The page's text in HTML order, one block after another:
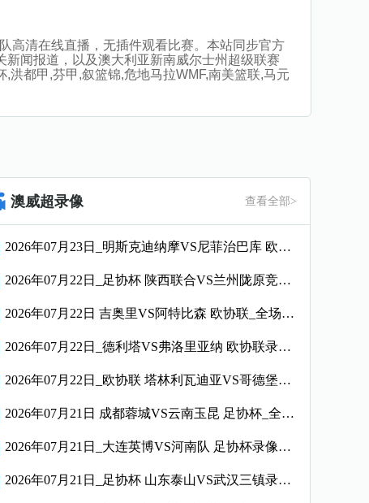
高清在线直播，无插件观看比赛。本站同步官方
闻报道，以及澳大利亚新南威尔士州超级联赛
都甲,芬甲,叙篮锦,危地马拉WMF,南美篮联,马元
澳威超录像 查看全部>
2026年07月23日_明斯克迪纳摩VS尼菲治巴库 欧协联录像_全场录像【高清回放】
2026年07月22日_足协杯 陕西联合VS兰州陇原竞技录像_全场录像【全场回放】
2026年07月22日 吉奥里VS阿特比森 欧协联_全场录像【视频集锦】
2026年07月22日_德利塔VS弗洛里亚纳 欧协联录像_高清录像【全场回放】
2026年07月22日_欧协联 塔林利瓦迪亚VS哥德堡录像_全场录像【高清回放】
2026年07月21日 成都蓉城VS云南玉昆 足协杯_全场录像【视频集锦】
2026年07月21日_大连英博VS河南队 足协杯录像_全场录像【高清回放】
2026年07月21日_足协杯 山东泰山VS武汉三镇录像_全场录像【视频集锦】